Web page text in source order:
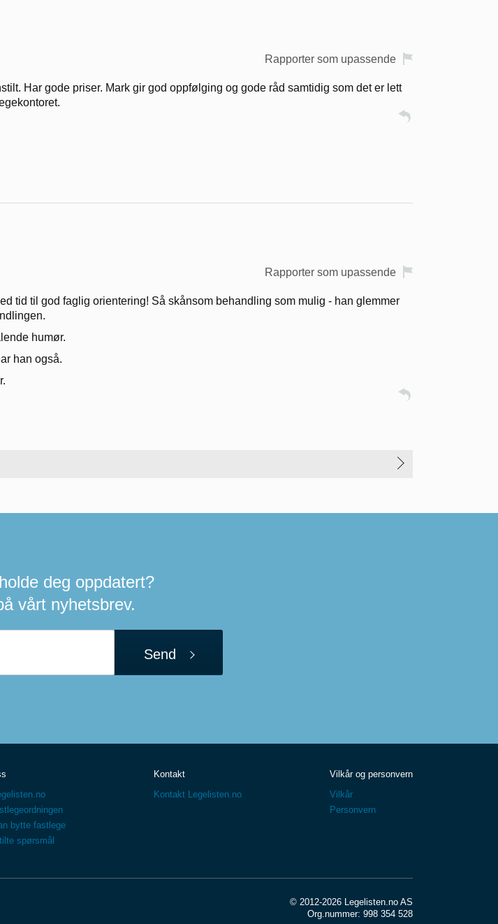
Rapporter som upassende
Har gode priser. Mark gir god oppfølging og gode råd samtidig som det er lett
Rapporter som upassende
tid til god faglig orientering! Så skånsom behandling som mulig - han glemmer
humør.
han også.
deg oppdatert?
vårt nyhetsbrev.
Send
bytte fastlege
spørsmål
Kontakt
Kontakt Legelisten.no
Vilkår og personvern
Vilkår
Personvern
© 2012-2026 Legelisten.no AS
Org.nummer: 998 354 528